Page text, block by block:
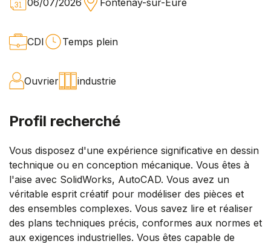
CDI Temps plein
Ouvrier industrie
Profil recherché
Vous disposez d'une expérience significative en dessin
technique ou en conception mécanique. Vous êtes à
l'aise avec SolidWorks, AutoCAD. Vous avez un
véritable esprit créatif pour modéliser des pièces et
des ensembles complexes. Vous savez lire et réaliser
des plans techniques précis, conformes aux normes et
aux exigences industrielles. Vous êtes capable de